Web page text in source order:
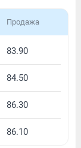
Продажа
83.90
84.50
86.30
86.10